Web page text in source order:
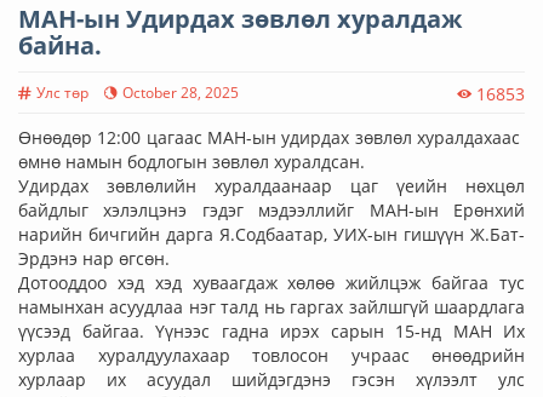
МАН-ын Удирдах зөвлөл хуралдаж
байна.
Улс төр October 28, 2025
16853
Өнөөдөр 12:00 цагаас МАН-ын удирдах зөвлөл хуралдахаас
өмнө намын бодлогын зөвлөл хуралдсан.
Удирдах зөвлөлийн хуралдаанаар цаг үеийн нөхцөл
байдлыг хэлэлцэнэ гэдэг мэдээллийг МАН-ын Ерөнхий
нарийн бичгийн дарга Я.Содбаатар, УИХ-ын гишүүн Ж.Бат-
Эрдэнэ нар өгсөн.
Дотооддоо хэд хэд хуваагдаж хөлөө жийлцэж байгаа тус
намынхан асуудлаа нэг талд нь гаргах зайлшгүй шаардлага
үүсээд байгаа. Үүнээс гадна ирэх сарын 15-нд МАН Их
хурлаа хуралдуулахаар товлосон учраас өнөөдрийн
хурлаар их асуудал шийдэгдэнэ гэсэн хүлээлт улс